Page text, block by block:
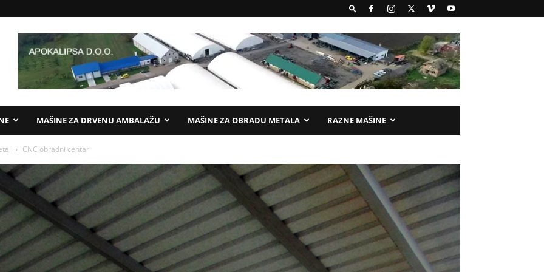
MAŠINE ZA DRVENU AMBALAŽU MAŠINE ZA OBRADU METALA RAZNE MAŠINE
CNC obradni centar